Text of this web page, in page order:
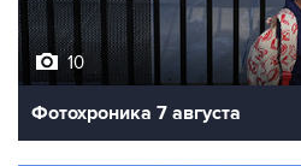
10
Фотохроника 7 августа